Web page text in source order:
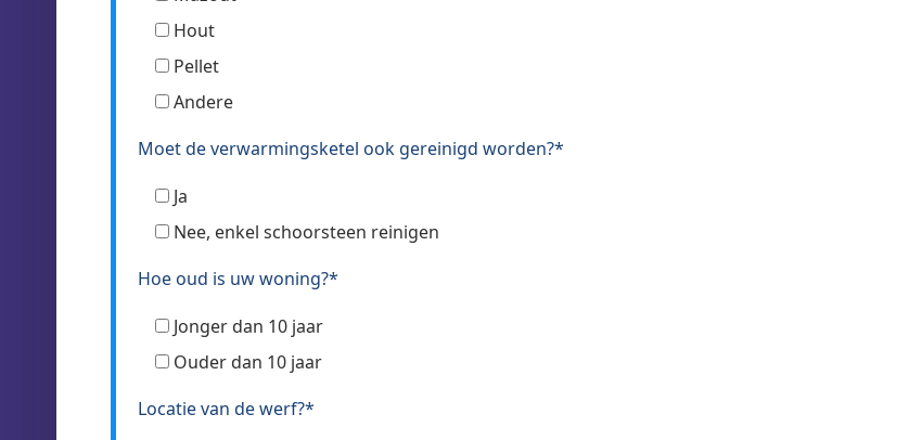
Hout
Pellet
Andere
Moet de verwarmingsketel ook gereinigd worden?*
Ja
Nee, enkel schoorsteen reinigen
Hoe oud is uw woning?*
Jonger dan 10 jaar
Ouder dan 10 jaar
Locatie van de werf?*